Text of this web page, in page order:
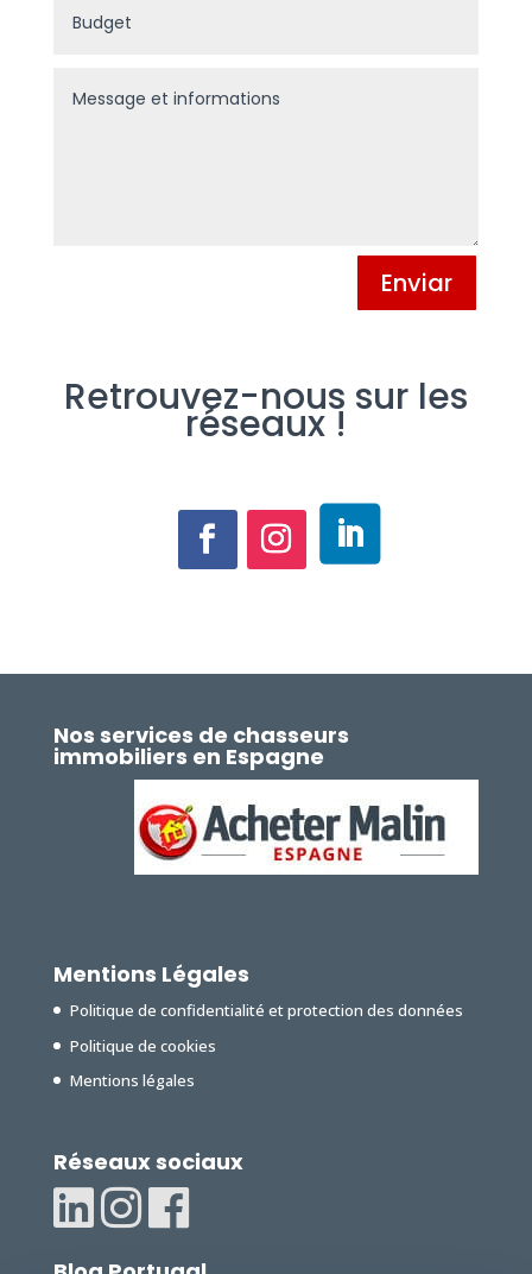
Enviar
Retrouvez-nous sur les
réseaux !
Nos services de chasseurs
immobiliers en Espagne
Mentions Légales
Politique de confidentialité et protection des données
Politique de cookies
Mentions légales
Réseaux sociaux